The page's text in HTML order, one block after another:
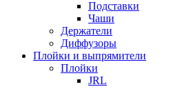
Подставки
Чаши
Держатели
Диффузоры
Плойки и выпрямители
Плойки
JRL